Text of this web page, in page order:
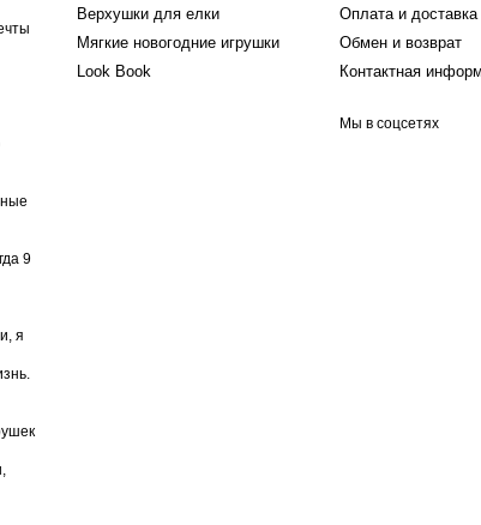
9
я
Верхушки для елки
Мягкие новогодние игрушки
Look Book
Оплата и доставка
Обмен и возврат
Контактная
Мы в соцсетях